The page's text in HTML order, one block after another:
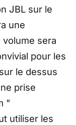
JBL sur le
une
sera
pour les
le dessus
prise
"
utiliser les